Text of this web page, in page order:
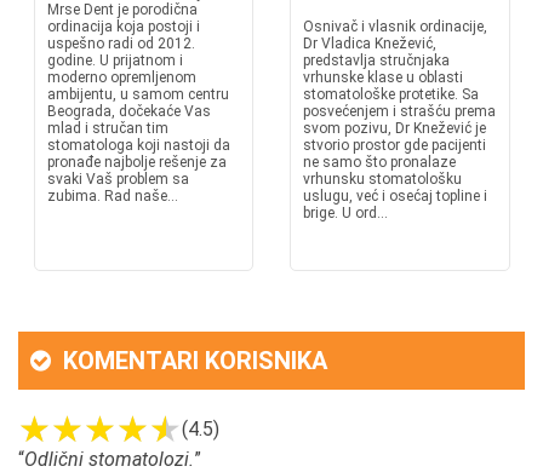
Mrse Dent je porodična
ordinacija koja postoji i
uspešno radi od 2012.
godine. U prijatnom i
moderno opremljenom
ambijentu, u samom centru
Beograda, dočekaće Vas
mlad i stručan tim
stomatologa koji nastoji da
pronađe najbolje rešenje za
svaki Vaš problem sa
zubima. Rad naše...
Osnivač i vlasnik ordinacije,
Dr Vladica Knežević,
predstavlja stručnjaka
vrhunske klase u oblasti
stomatološke protetike. Sa
posvećenjem i strašću prema
svom pozivu, Dr Knežević je
stvorio prostor gde pacijenti
ne samo što pronalaze
vrhunsku stomatološku
uslugu, već i osećaj topline i
brige. U ord...
KOMENTARI KORISNIKA
(4.5)
“Odlični stomatolozi.”